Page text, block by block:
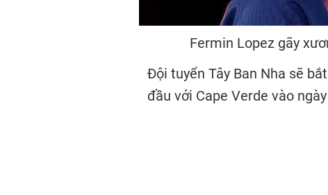
Fermin Lopez gãy
Đội tuyển Tây Ban Nha sẽ
đầu với Cape Verde vào